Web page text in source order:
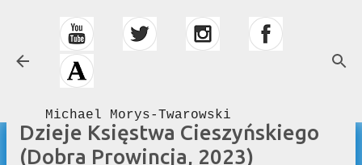
Przejdź do głównej zawartości
Michael Morys-Twarowski
Dzieje Księstwa Cieszyńskiego
(Dobra Prowincja, 2023)